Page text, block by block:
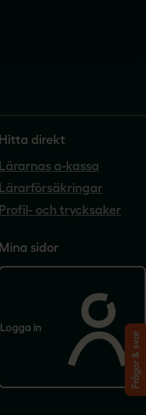
Hitta direkt
Lärarnas a-kassa
Lärarförsäkringar
Profil- och trycksaker
Mina sidor
Logga in
Frågor & svar